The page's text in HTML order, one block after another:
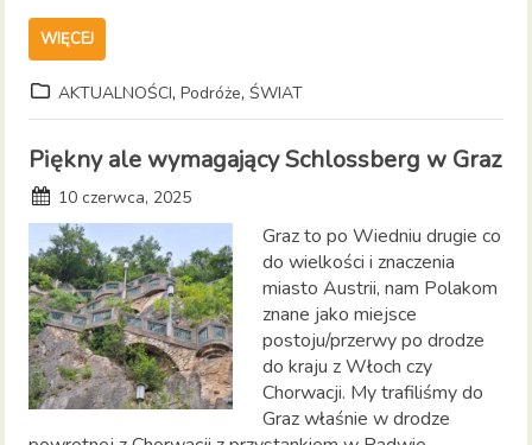
WIĘCEJ
AKTUALNOŚCI,Podróże,ŚWIAT
Piękny ale wymagający Schlossberg w Graz
10 czerwca, 2025
Graz to po Wiedniu drugie co
do wielkości i znaczenia
miasto Austrii, nam Polakom
znane jako miejsce
postoju/przerwy po drodze
do kraju z Włoch czy
Chorwacji. My trafiliśmy do
Graz właśnie w drodze